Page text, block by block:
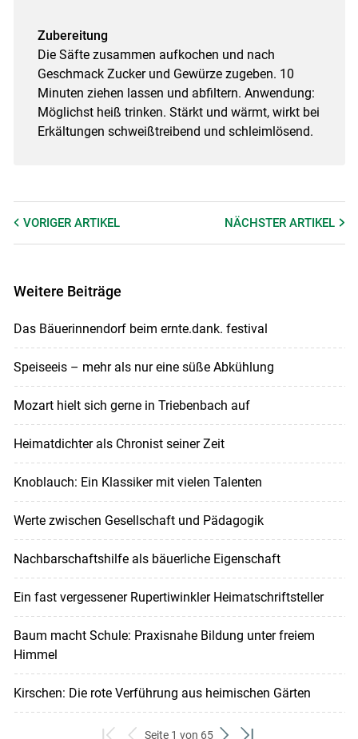
Zubereitung
Die Säfte zusammen aufkochen und nach
Geschmack Zucker und Gewürze zugeben. 10
Minuten ziehen lassen und abfiltern. Anwendung:
Möglichst heiß trinken. Stärkt und wärmt, wirkt bei
Erkältungen schweißtreibend und schleimlösend.
VORIGER ARTIKEL NÄCHSTERARTIKEL
Weitere Beiträge
Das Bäuerinnendorf beim ernte.dank. festival
Speiseeis – mehr als nur eine süße Abkühlung
Mozart hielt sich gerne in Triebenbach auf
Heimatdichter als Chronist seiner Zeit
Knoblauch: Ein Klassiker mit vielen Talenten
Werte zwischen Gesellschaft und Pädagogik
Nachbarschaftshilfe als bäuerliche Eigenschaft
Ein fast vergessener Rupertiwinkler Heimatschriftsteller
Baum macht Schule: Praxisnahe Bildung unter freiem
Himmel
Kirschen: Die rote Verführung aus heimischen Gärten
Seite 1 von 65